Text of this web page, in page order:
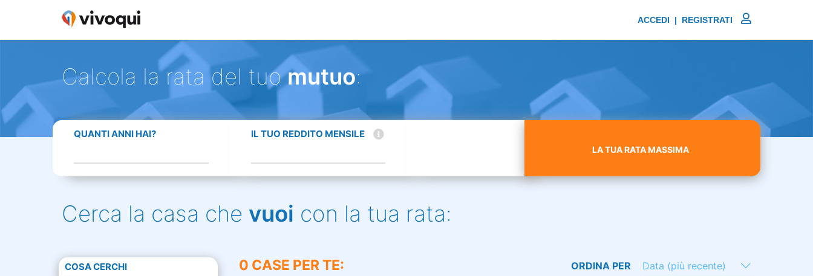
ACCEDI | REGISTRATI
Calcola la rata del tuomutuo:
QUANTI ANNI HAI? IL TUO REDDITO MENSILE
LA TUA RATA MASSIMA
Cerca la casa che vuoi con la tua rata:
COSA CERCHI 0 CASE PER TE: ORDINA PER Data (più recente)